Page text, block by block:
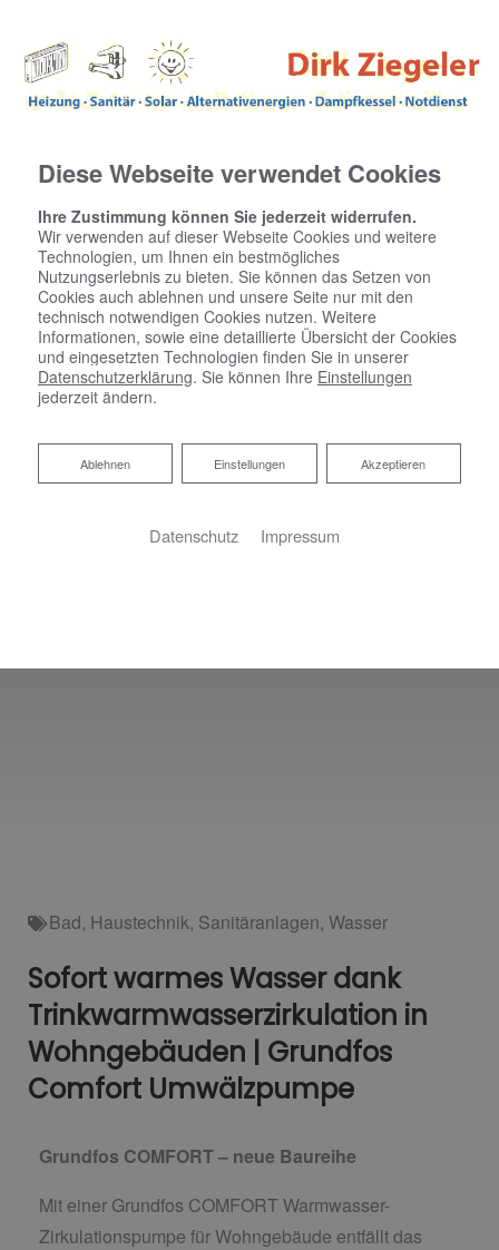
Bad, Haustechnik, Sanitäranlagen, Wasser
Sofort warmes Wasser dank
Trinkwarmwasserzirkulation in
Wohngebäuden | Grundfos
Comfort Umwälzpumpe
Grundfos COMFORT – neue Baureihe
Mit einer Grundfos COMFORT Warmwasser-
Zirkulationspumpe für Wohngebäude entfällt das
Diese Webseite verwendet Cookies
Ihre Zustimmung können Sie jederzeit widerrufen.
Wir verwenden auf dieser Webseite Cookies und weitere
Technologien, um Ihnen ein bestmögliches
Nutzungserlebnis zu bieten. Sie können das Setzen von
Cookies auch ablehnen und unsere Seite nur mit den
technisch notwendigen Cookies nutzen. Weitere
Informationen, sowie eine detaillierte Übersicht der Cookies
und eingesetzten Technologien finden Sie in unserer
Datenschutzerklärung. Sie können Ihre Einstellungen
jederzeit ändern.
Akzeptieren
Einstellungen
Ablehnen
Ablehnen
Datenschutz Impressum